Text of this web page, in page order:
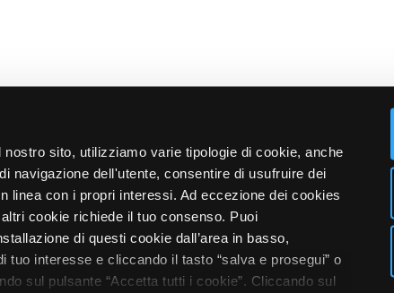
sito, utilizziamo varie tipologie di cookie, anche
navigazione dell'utente, consentire di usufruire dei
linea con i propri interessi. Ad eccezione dei cookies
cookie richiede il tuo consenso. Puoi
di questi cookie dall’area in basso,
tuo interesse e cliccando il tasto “salva e prosegui” o
sul pulsante “Accetta tutti i cookie”. Cliccando sul